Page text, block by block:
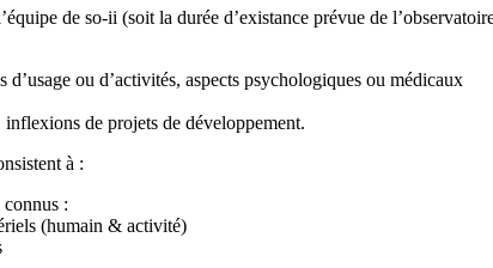
de so-ii (soit la durée d’existance prévue de
ou d’activités, aspects psychologiques ou médicaux
de projets de développement.
à :
connus :
(humain & activité)